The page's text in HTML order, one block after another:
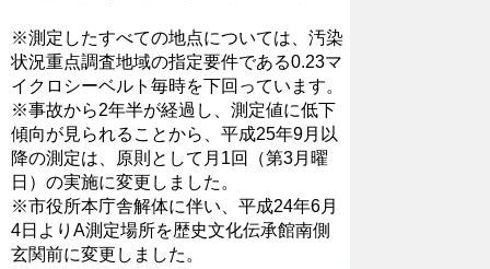
※測定したすべての地点については、汚染
状況重点調査地域の指定要件である0.23マ
イクロシーベルト毎時を下回っています。
※事故から2年半が経過し、測定値に低下
傾向が見られることから、平成25年9月以
降の測定は、原則として月1回（第3月曜
日）の実施に変更しました。
※市役所本庁舎解体に伴い、平成24年6月
4日よりA測定場所を歴史文化伝承館南側
玄関前に変更しました。